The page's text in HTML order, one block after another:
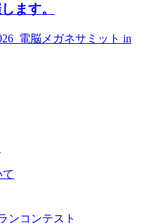
ます。
電脳メガネサミット in
ンコンテスト